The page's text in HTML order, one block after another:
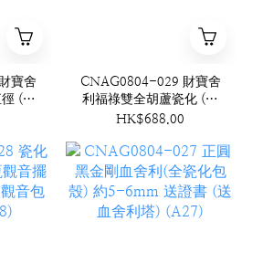
寶舍
(隨
底座
CNAG0804-029 財寶舍
利福祿雙全胡蘆瓷化 (隨
機發貨) (A29)
HK$688.00